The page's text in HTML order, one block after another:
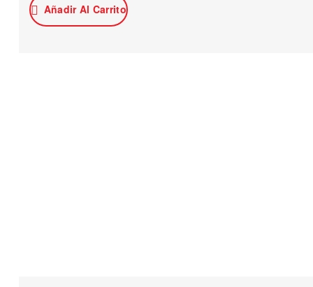
Añadir Al Carrito